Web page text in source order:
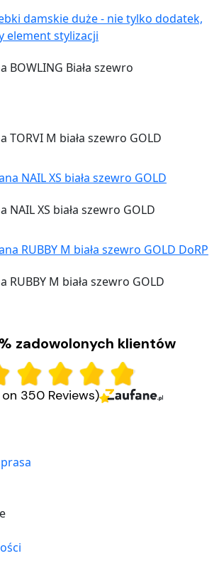
BOWLING Biała szewro
TORVI M biała szewro GOLD
NAIL XS biała szewro GOLD
RUBBY M biała szewro GOLD
zadowolonych klientów
350 Reviews)